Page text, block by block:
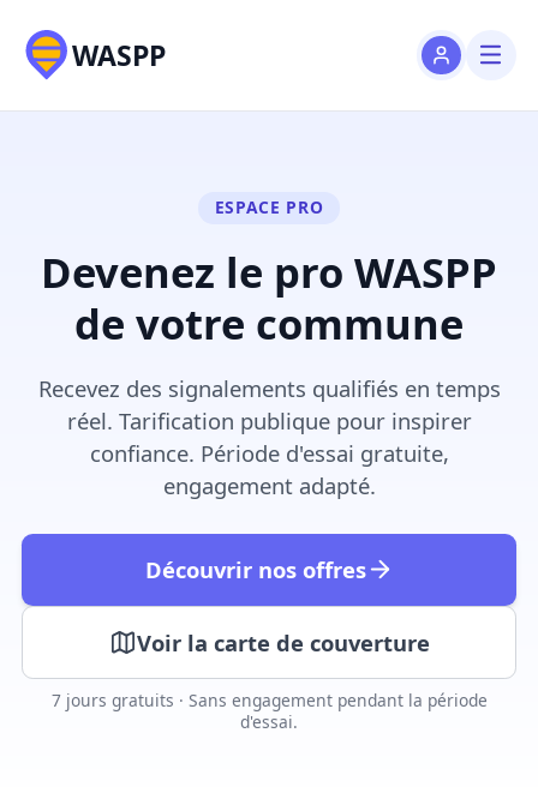
WASPP
ESPACE PRO
Devenez le pro WASPP
de votre commune
Recevez des signalements qualifiés en temps
réel. Tarification publique pour inspirer
confiance. Période d'essai gratuite,
engagement adapté.
Découvrir nos offres
Voir la carte de couverture
7 jours gratuits · Sans engagement pendant la période
d'essai.